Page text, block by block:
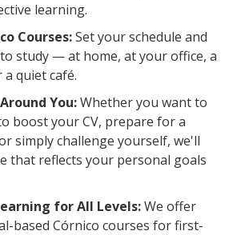
learning.
Courses:Set your schedule and
study — at home, at your office, a
quiet café.
You:Whether you want to
boost your CV, prepare for a
simply challenge yourself, we'll
that reflects your personal goals
for All Levels:We offer
based Córnico courses for first-